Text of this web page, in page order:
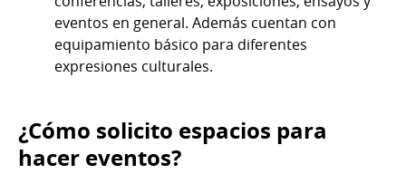
eventos en general. Además cuentan con
equipamiento básico para diferentes
expresiones culturales.
¿Cómo solicito espacios para
hacer eventos?